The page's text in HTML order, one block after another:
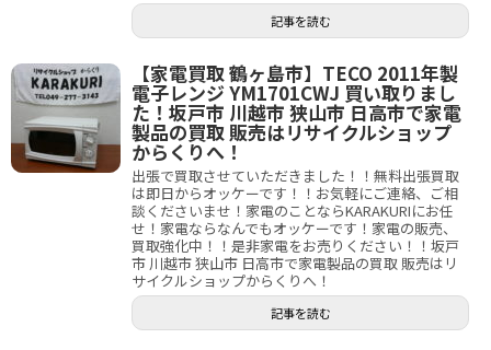
記事を読む
【家電買取 鶴ヶ島市】TECO 2011年製
電子レンジ YM1701CWJ 買い取りまし
た！坂戸市 川越市 狭山市 日高市で家電
製品の買取 販売はリサイクルショップ
からくりへ！
出張で買取させていただきました！！無料出張買取
は即日からオッケーです！！お気軽にご連絡、ご相
談くださいませ！家電のことならKARAKURIにお任
せ！家電ならなんでもオッケーです！家電の販売、
買取強化中！！是非家電をお売りください！！坂戸
市 川越市 狭山市 日高市で家電製品の買取 販売はリ
サイクルショップからくりへ！
記事を読む